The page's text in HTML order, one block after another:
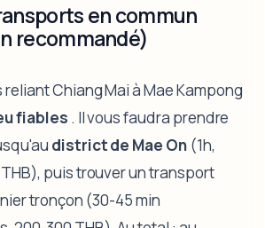
en commun
recommandé)
Chiang Mai à Mae Kampong
fiables . Il vous faudra prendre
district de Mae On(1h,
puis trouver un transport
tronçon (30-45 min